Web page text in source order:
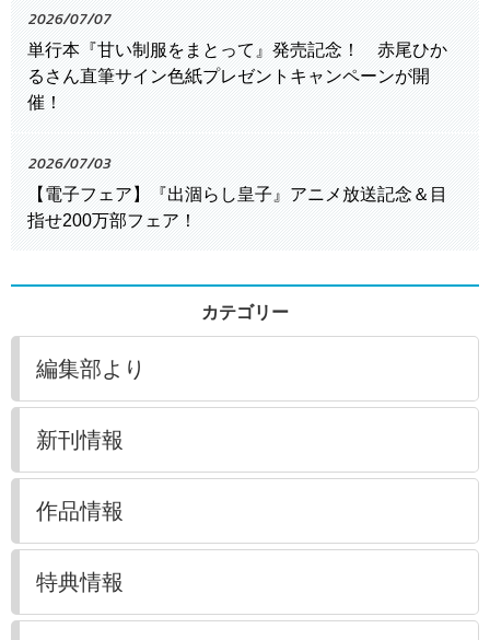
2026/07/07
単行本『甘い制服をまとって』発売記念！ 赤尾ひか
るさん直筆サイン色紙プレゼントキャンペーンが開
催！
2026/07/03
【電子フェア】『出涸らし皇子』アニメ放送記念＆目
指せ200万部フェア！
カテゴリー
編集部より
新刊情報
作品情報
特典情報